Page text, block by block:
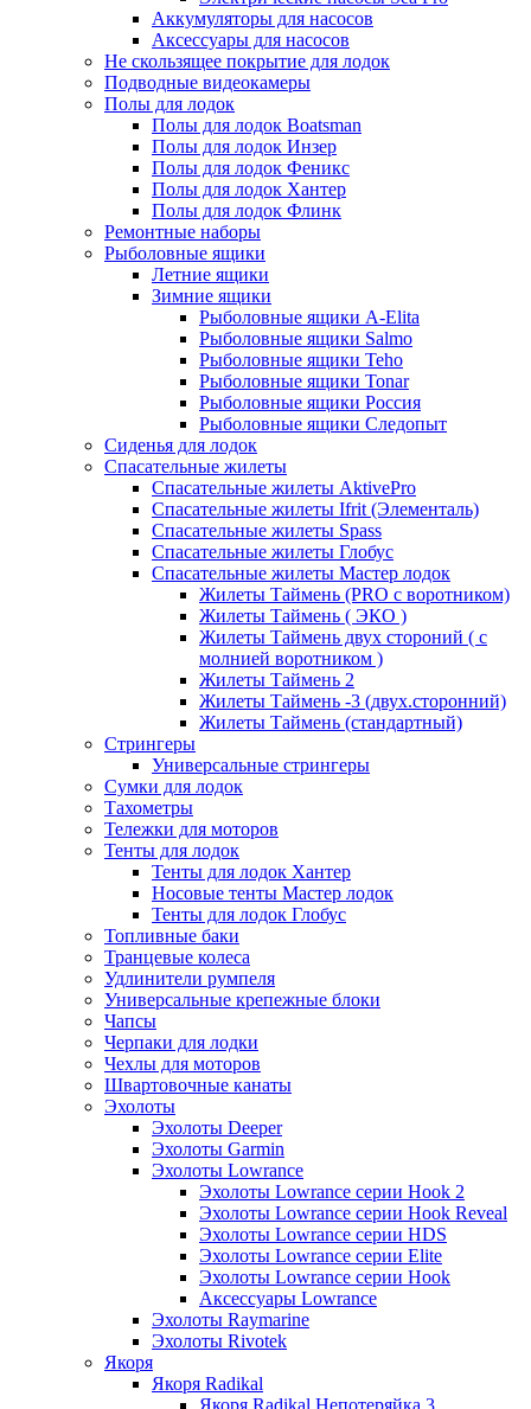
Аккумуляторы для насосов
Аксессуары для насосов
Не скользящее покрытие для лодок
Подводные видеокамеры
Полы для лодок
Полы для лодок Boatsman
Полы для лодок Инзер
Полы для лодок Феникс
Полы для лодок Хантер
Полы для лодок Флинк
Ремонтные наборы
Рыболовные ящики
Летние ящики
Зимние ящики
Рыболовные ящики A-Elita
Рыболовные ящики Salmo
Рыболовные ящики Teho
Рыболовные ящики Tonar
Рыболовные ящики Россия
Рыболовные ящики Следопыт
Сиденья для лодок
Спасательные жилеты
Спасательные жилеты AktivePro
Спасательные жилеты Ifrit (Элементаль)
Спасательные жилеты Spass
Спасательные жилеты Глобус
Спасательные жилеты Мастер лодок
Жилеты Таймень (PRO c воротником)
Жилеты Таймень ( ЭКО )
Жилеты Таймень двух стороний ( с
молнией воротником )
Жилеты Таймень 2
Жилеты Таймень -3 (двух.сторонний)
Жилеты Таймень (стандартный)
Стрингеры
Универсальные стрингеры
Сумки для лодок
Тахометры
Тележки для моторов
Тенты для лодок
Тенты для лодок Хантер
Носовые тенты Мастер лодок
Тенты для лодок Глобус
Топливные баки
Транцевые колеса
Удлинители румпеля
Универсальные крепежные блоки
Чапсы
Черпаки для лодки
Чехлы для моторов
Швартовочные канаты
Эхолоты
Эхолоты Deeper
Эхолоты Garmin
Эхолоты Lowrance
Эхолоты Lowrance серии Hook 2
Эхолоты Lowrance серии Hook Reveal
Эхолоты Lowrance серии HDS
Эхолоты Lowrance серии Elite
Эхолоты Lowrance серии Hook
Аксессуары Lowrance
Эхолоты Raymarine
Эхолоты Rivotek
Якоря
Якоря Radikal
Якоря Radikal Непотеряйка 3